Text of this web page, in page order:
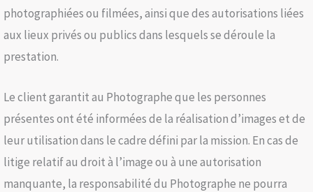
photographiées ou filmées, ainsi que des autorisations liées
aux lieux privés ou publics dans lesquels se déroule la
prestation.
Le client garantit au Photographe que les personnes
présentes ont été informées de la réalisation d’images et de
leur utilisation dans le cadre défini par la mission. En cas de
litige relatif au droit à l’image ou à une autorisation
manquante, la responsabilité du Photographe ne pourra